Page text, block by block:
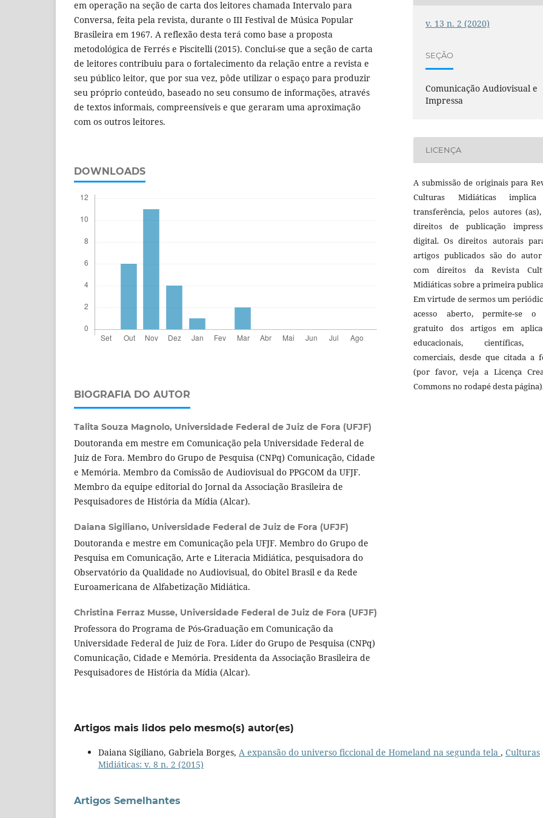
em operação na seção de carta dos leitores chamada Intervalo para
Conversa, feita pela revista, durante o III Festival de Música Popular
Brasileira em 1967. A reflexão desta terá como base a proposta
metodológica de Ferrés e Piscitelli (2015). Conclui-se que a seção de carta
de leitores contribuiu para o fortalecimento da relação entre a revista e
seu público leitor, que por sua vez, pôde utilizar o espaço para produzir
seu próprio conteúdo, baseado no seu consumo de informações, através
de textos informais, compreensíveis e que geraram uma aproximação
com os outros leitores.
DOWNLOADS
BIOGRAFIA DO AUTOR
Talita Souza Magnolo, Universidade Federal de Juiz de Fora (UFJF)
Doutoranda em mestre em Comunicação pela Universidade Federal de
Juiz de Fora. Membro do Grupo de Pesquisa (CNPq) Comunicação, Cidade
e Memória. Membro da Comissão de Audiovisual do PPGCOM da UFJF.
Membro da equipe editorial do Jornal da Associação Brasileira de
Pesquisadores de História da Mídia (Alcar).
Daiana Sigiliano, Universidade Federal de Juiz de Fora (UFJF)
Doutoranda e mestre em Comunicação pela UFJF. Membro do Grupo de
Pesquisa em Comunicação, Arte e Literacia Midiática, pesquisadora do
Observatório da Qualidade no Audiovisual, do Obitel Brasil e da Rede
Euroamericana de Alfabetização Midiática.
Christina Ferraz Musse, Universidade Federal de Juiz de Fora (UFJF)
Professora do Programa de Pós-Graduação em Comunicação da
Universidade Federal de Juiz de Fora. Líder do Grupo de Pesquisa (CNPq)
Comunicação, Cidade e Memória. Presidenta da Associação Brasileira de
Pesquisadores de História da Mídia (Alcar).
v. 13 n. 2 (2020)
SEÇÃO
Comunicação Audiovisual e
Impressa
LICENÇA
A submissão de originais para
Culturas Midiáticas
transferência, pelos autores
direitos de publicação
digital. Os direitos autorais
artigos publicados são do
com direitos da Revista
Midiáticas sobre a primeira
Em virtude de sermos um
acesso aberto, permite-se o
gratuito dos artigos em
educacionais, científicas,
comerciais, desde que citada a
(por favor, veja a Licença
Commons no rodapé desta
Artigos mais lidos pelo mesmo(s) autor(es)
Daiana Sigiliano, Gabriela Borges, A expansão do universo ficcional de Homeland na segunda tela , Culturas
Midiáticas: v. 8 n. 2 (2015)
Artigos Semelhantes